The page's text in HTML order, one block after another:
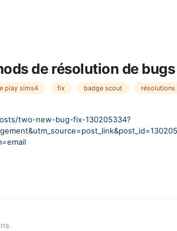
de résolution de
play sims4 fix badge scout résolutions
two-new-bug-fix-130205334?